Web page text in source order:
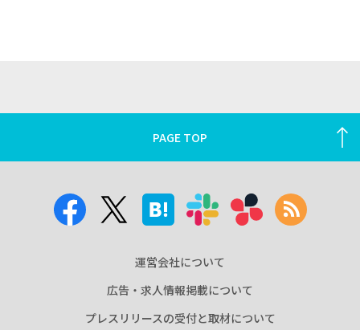
PAGE TOP
運営会社について
広告・求人情報掲載について
プレスリリースの受付と取材について